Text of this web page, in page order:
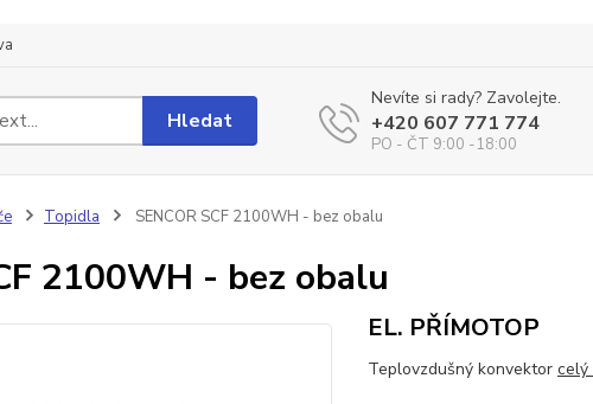
Hledat
Nevíte si rady? Zavolejte.
+420 607 771 774
PO - ČT 9:00 -18:00
Topidla SENCOR SCF 2100WH - bez obalu
2100WH - bez obalu
EL. PŘÍMOTOP
Teplovzdušný konvektor celý